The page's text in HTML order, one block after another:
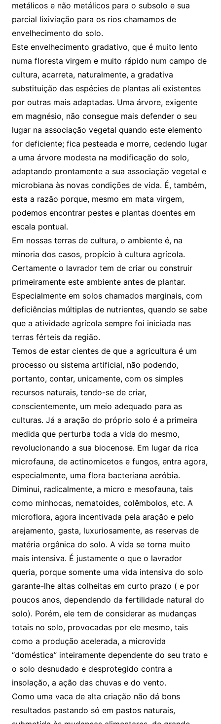
metálicos e não metálicos para o subsolo e sua
parcial lixiviação para os rios chamamos de
envelhecimento do solo.
Este envelhecimento gradativo, que é muito lento
numa floresta virgem e muito rápido num campo de
cultura, acarreta, naturalmente, a gradativa
substituição das espécies de plantas ali existentes
por outras mais adaptadas. Uma árvore, exigente
em magnésio, não consegue mais defender o seu
lugar na associação vegetal quando este elemento
for deficiente; fica pesteada e morre, cedendo lugar
a uma árvore modesta na modificação do solo,
adaptando prontamente a sua associação vegetal e
microbiana às novas condições de vida. É, também,
esta a razão porque, mesmo em mata virgem,
podemos encontrar pestes e plantas doentes em
escala pontual.
Em nossas terras de cultura, o ambiente é, na
minoria dos casos, propício à cultura agrícola.
Certamente o lavrador tem de criar ou construir
primeiramente este ambiente antes de plantar.
Especialmente em solos chamados marginais, com
deficiências múltiplas de nutrientes, quando se sabe
que a atividade agrícola sempre foi iniciada nas
terras férteis da região.
Temos de estar cientes de que a agricultura é um
processo ou sistema artificial, não podendo,
portanto, contar, unicamente, com os simples
recursos naturais, tendo-se de criar,
conscientemente, um meio adequado para as
culturas. Já a aração do próprio solo é a primeira
medida que perturba toda a vida do mesmo,
revolucionando a sua biocenose. Em lugar da rica
microfauna, de actinomicetos e fungos, entra agora,
especialmente, uma flora bacteriana aeróbia.
Diminui, radicalmente, a micro e mesofauna, tais
como minhocas, nematoides, colêmbolos, etc. A
microflora, agora incentivada pela aração e pelo
arejamento, gasta, luxuriosamente, as reservas de
matéria orgânica do solo. A vida se torna muito
mais intensiva. É justamente o que o lavrador
queria, porque somente uma vida intensiva do solo
garante-lhe altas colheitas em curto prazo ( e por
poucos anos, dependendo da fertilidade natural do
solo). Porém, ele tem de considerar as mudanças
totais no solo, provocadas por ele mesmo, tais
como a produção acelerada, a microvida
“doméstica” inteiramente dependente do seu trato e
o solo desnudado e desprotegido contra a
insolação, a ação das chuvas e do vento.
Como uma vaca de alta criação não dá bons
resultados pastando só em pastos naturais,